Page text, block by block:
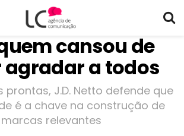
cansou de
a todos
prontas, J.D. Netto defende que
é a chave na construção de
marcas relevantes